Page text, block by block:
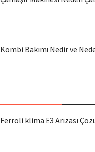
Kombi Bakımı Nedir ve
Ferroli klima E3 Arızası